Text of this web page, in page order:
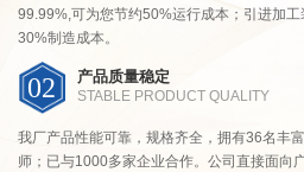
99.99%,可为您节约50%运行成本；引进加
30%制造成本。
02 产品质量稳定
STABLE PRODUCT QUALITY
我厂产品性能可靠，规格齐全，拥有36名丰
师；已与1000多家企业合作。公司直接面向